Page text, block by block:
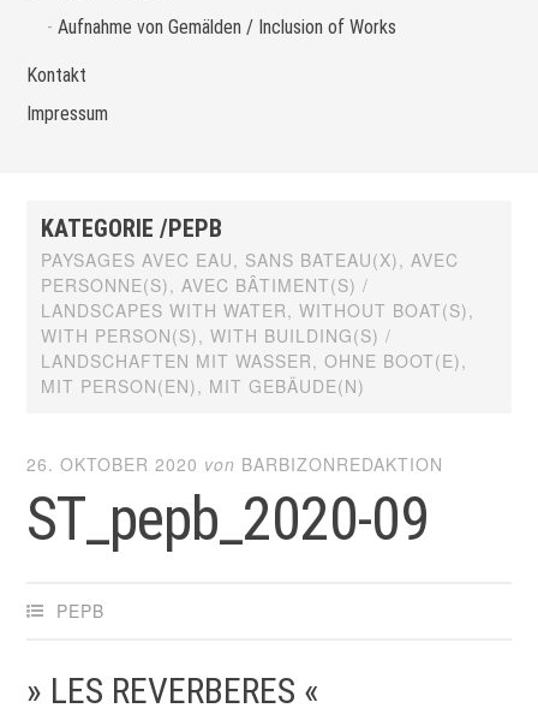
Aufnahme von Gemälden / Inclusion of Works
Kontakt
Impressum
KATEGORIE /PEPB
PAYSAGES AVEC EAU, SANS BATEAU(X), AVEC
PERSONNE(S), AVEC BÂTIMENT(S) /
LANDSCAPES WITH WATER, WITHOUT BOAT(S),
WITH PERSON(S), WITH BUILDING(S) /
LANDSCHAFTEN MIT WASSER, OHNE BOOT(E),
MIT PERSON(EN), MIT GEBÄUDE(N)
26. OKTOBER 2020 von BARBIZONREDAKTION
ST_pepb_2020-09
PEPB
» LES REVERBERES «